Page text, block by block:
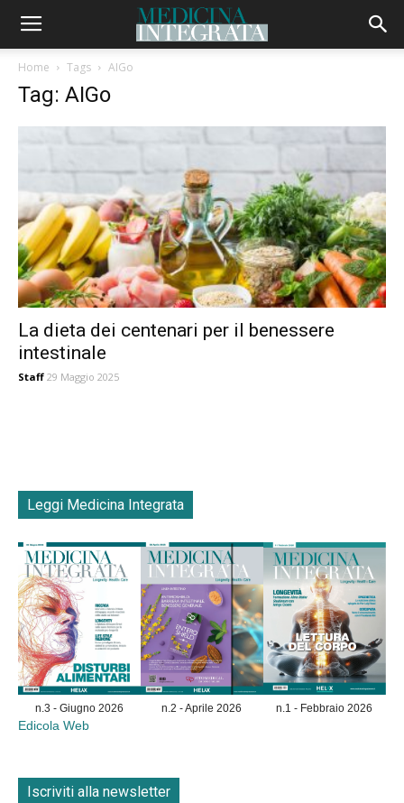
Home Tags AIGo
Tag: AIGo
La dieta dei centenari per il benessere
intestinale
Staff 29 Maggio 2025
Leggi Medicina Integrata
n.3 - Giugno 2026 n.2 - Aprile 2026 n.1 - Febbraio 2026
Edicola Web
Iscriviti alla newsletter